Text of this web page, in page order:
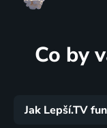
Co by
Jak Lepší.TV